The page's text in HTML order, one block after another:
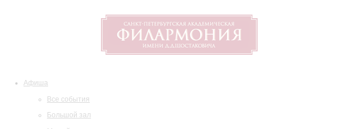
Афиша
Все события
Большой зал